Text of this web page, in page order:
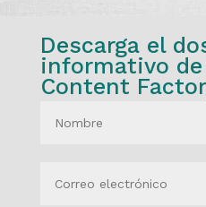
Descarga el
informativo de
Content